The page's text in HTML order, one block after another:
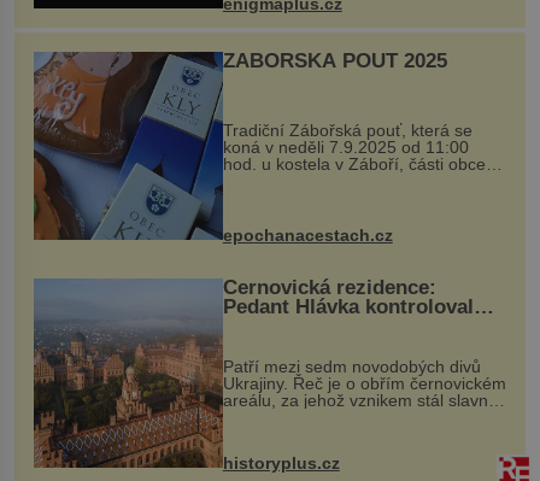
...
enigmaplus.cz
ZÁBOŘSKÁ POUŤ 2025
Tradiční Zábořská pouť, která se
koná v neděli 7.9.2025 od 11:00
hod. u kostela v Záboří, části obce
Kly u Mělníka. V programu naleznete
komentovanou prohlídku kostela,
epochanacestach.cz
Černovická rezidence:
Pedant Hlávka kontroloval
Patří mezi sedm novodobých divů
Ukrajiny. Řeč je o obřím černovickém
areálu, za jehož vznikem stál slavný
český architekt Josef Hlávka. Ten si
na něm dal mimořádně záležet. Jeho
stavební plány by při ...
historyplus.cz